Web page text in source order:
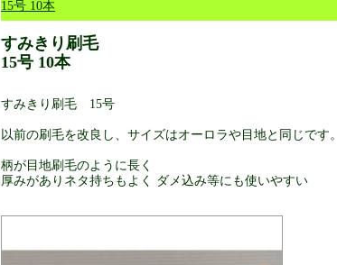
15号 10本
すみきり刷毛
15号 10本
すみきり刷毛 15号
以前の刷毛を改良し、サイズはオーロラや目地と同じです。
柄が目地刷毛のように長く
厚みがありネタ持ちもよく ダメ込み等にも使いやすい